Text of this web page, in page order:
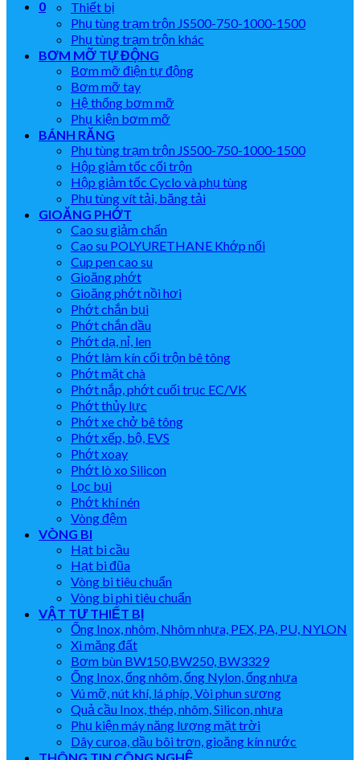
0
Thiết bị
Phụ tùng trạm trộn JS500-750-1000-1500
Phụ tùng trạm trộn khác
BƠM MỠ TỰ ĐỘNG
Bơm mỡ điện tự động
Bơm mỡ tay
Hệ thống bơm mỡ
Phụ kiện bơm mỡ
BÁNH RĂNG
Phụ tùng trạm trộn JS500-750-1000-1500
Hộp giảm tốc cối trộn
Hộp giảm tốc Cyclo và phụ tùng
Phụ tùng vít tải, băng tải
GIOĂNG PHỚT
Cao su giảm chấn
Cao su POLYURETHANE Khớp nối
Cup pen cao su
Gioăng phớt
Gioăng phớt nồi hơi
Phớt chắn bụi
Phớt chắn dầu
Phớt dạ, nỉ, len
Phớt làm kín cối trộn bê tông
Phớt mặt chà
Phớt nắp, phớt cuối trục EC/VK
Phớt thủy lực
Phớt xe chở bê tông
Phớt xếp, bộ, EVS
Phớt xoay
Phớt lò xo Silicon
Lọc bụi
Phớt khí nén
Vòng đệm
VÒNG BI
Hạt bi cầu
Hạt bi đũa
Vòng bi tiêu chuẩn
Vòng bi phi tiêu chuẩn
VẬT TƯ THIẾT BỊ
Ống Inox, nhôm, Nhôm nhựa, PEX, PA, PU, NYLON
Xi măng đất
Bơm bùn BW150,BW250, BW3329
Ống Inox, ống nhôm, ống Nylon, ống nhựa
Vú mỡ, nút khí, lá phíp, Vòi phun sương
Quả cầu Inox, thép, nhôm, Silicon, nhựa
Phụ kiện máy năng lượng mặt trời
Dây curoa, dầu bôi trơn, gioăng kín nước